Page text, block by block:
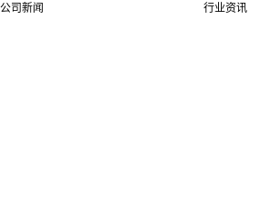
公司新闻
行业资讯